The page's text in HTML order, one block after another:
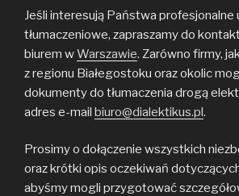
Jeśli interesują Państwa profesjonalne
tłumaczeniowe, zapraszamy do
biurem wWarszawie. Zarówno firmy,
z regionu Białegostoku oraz okolic
dokumenty do tłumaczenia drogą
adres e-mail biuro@dialektikus.pl.
Prosimy o dołączenie wszystkich
oraz krótki opis oczekiwań
abyśmy mogli przygotować